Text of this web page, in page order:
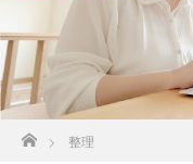
ホーム
整理